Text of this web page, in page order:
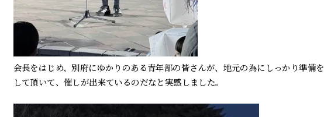
会長をはじめ、別府にゆかりのある青年部の皆さんが、地元の為にしっかり準備を
して頂いて、催しが出来ているのだなと実感しました。